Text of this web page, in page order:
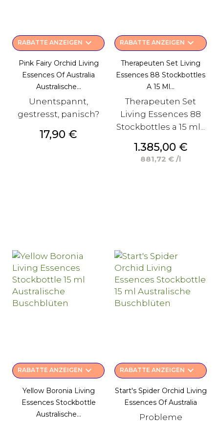
RABATTE ANZEIGEN keyboard_arrow_down
Pink Fairy Orchid Living
Essences Of Australia
Australische...
Unentspannt,
gestresst, panisch?
Preis
17,90 €
RABATTE ANZEIGEN keyboard_arrow_down
Therapeuten Set Living
Essences 88 Stockbottles
A 15 Ml...
Therapeuten Set
Living Essences 88
Stockbottles a 15 ml...
Preis
1.385,00 €
881,72 € /l
RABATTE ANZEIGEN keyboard_arrow_down
Yellow Boronia Living
Essences Stockbottle
Australische...
RABATTE ANZEIGEN keyboard_arrow_down
Start's Spider Orchid Living
Essences Of Australia
Probleme